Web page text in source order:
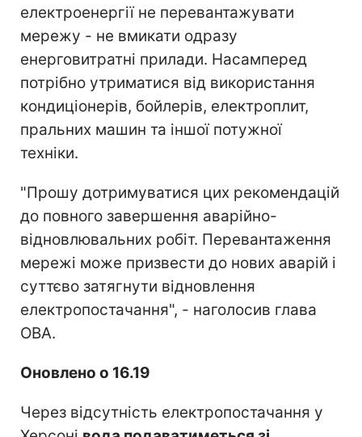
електроенергії не перевантажувати
мережу - не вмикати одразу
енерговитратні прилади. Насамперед
потрібно утриматися від використання
кондиціонерів, бойлерів, електроплит,
пральних машин та іншої потужної
техніки.
"Прошу дотримуватися цих рекомендацій
до повного завершення аварійно-
відновлювальних робіт. Перевантаження
мережі може призвести до нових аварій і
суттєво затягнути відновлення
електропостачання", - наголосив глава
ОВА.
Оновлено о 16.19
Через відсутність електропостачання у